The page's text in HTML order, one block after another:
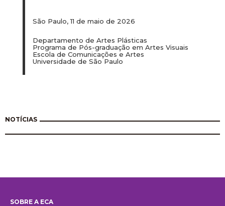
São Paulo, 11 de maio de 2026
Departamento de Artes Plásticas
Programa de Pós-graduação em Artes Visuais
Escola de Comunicações e Artes
Universidade de São Paulo
NOTÍCIAS
SOBRE A ECA